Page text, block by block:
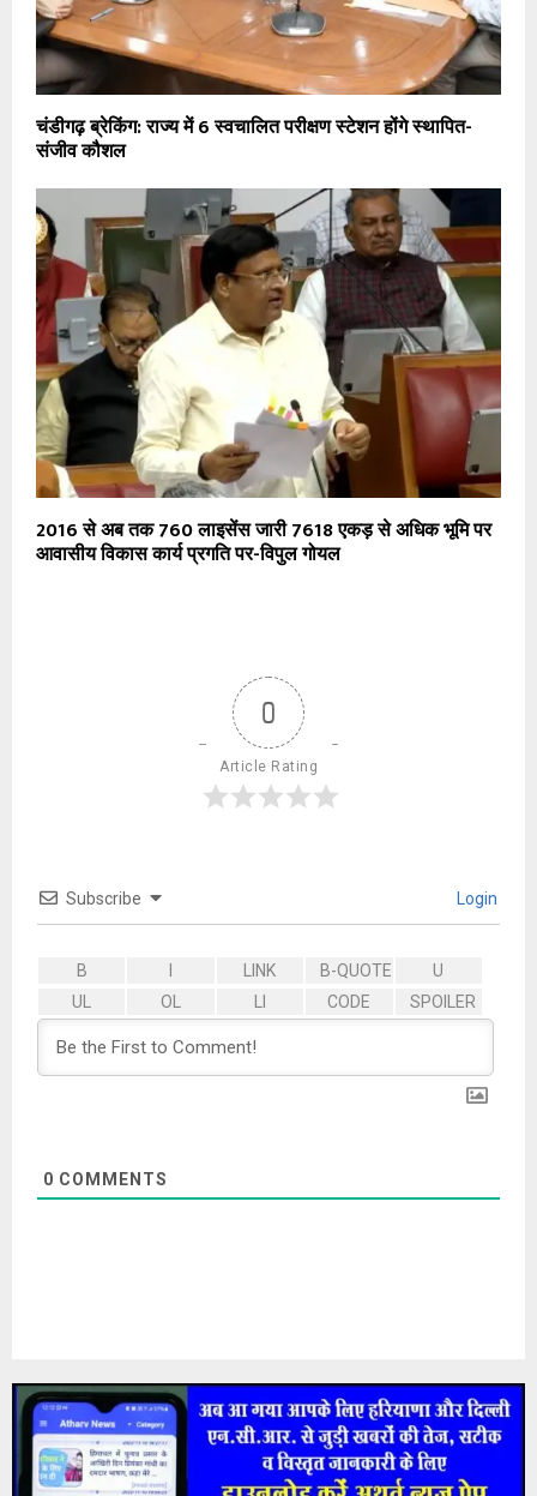
चंडीगढ़ ब्रेकिंग: राज्य में 6 स्वचालित परीक्षण स्टेशन होंगे स्थापित-
संजीव कौशल
2016 से अब तक 760 लाइसेंस जारी 7618 एकड़ से अधिक भूमि पर
आवासीय विकास कार्य प्रगति पर-विपुल गोयल
0
Article Rating
Subscribe Login
0 COMMENTS